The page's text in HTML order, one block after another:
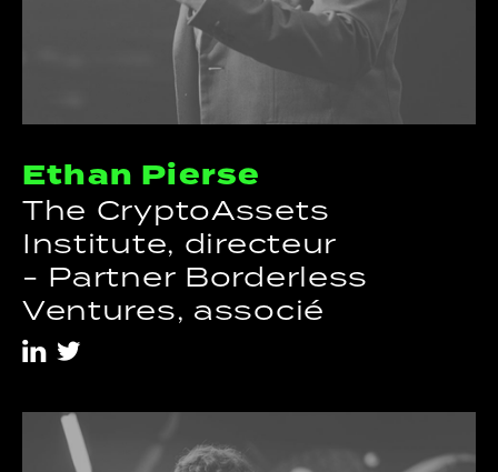
Ethan Pierse
The CryptoAssets
Institute, directeur
- Partner Borderless
Ventures, associé
i t